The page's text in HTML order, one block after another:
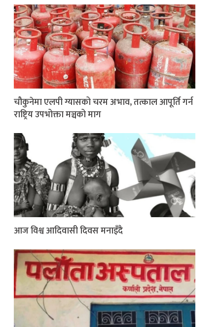
चौकुनेमा एलपी ग्यासको चरम अभाव, तत्काल आपूर्ति गर्न
राष्ट्रिय उपभोक्ता मञ्चको माग
आज विश्व आदिवासी दिवस मनाइँदै